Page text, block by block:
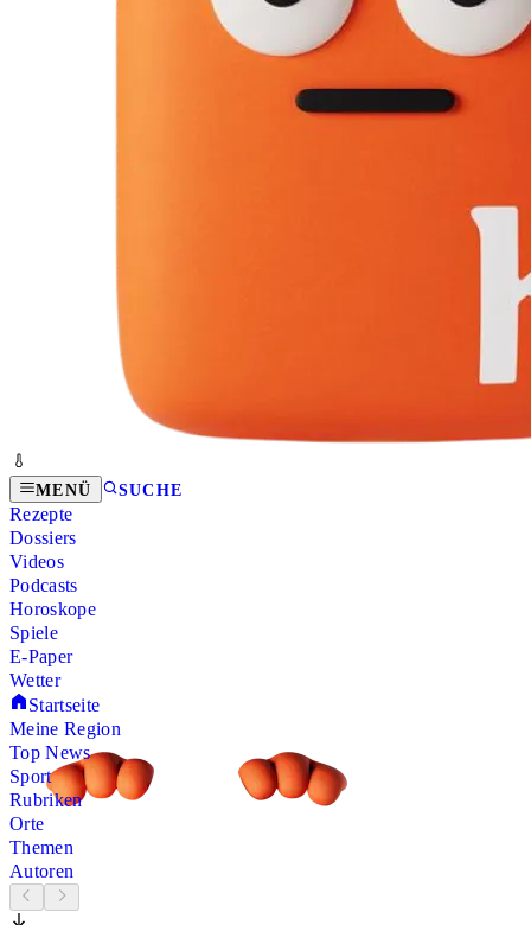
MENÜ SUCHE
Rezepte
Dossiers
Videos
Podcasts
Horoskope
Spiele
E-Paper
Wetter
Startseite
Meine Region
Top News
Sport
Rubriken
Orte
Themen
Autoren